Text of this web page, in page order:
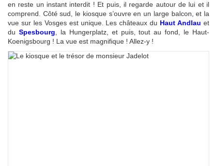
en reste un instant interdit ! Et puis, il regarde autour de lui et il
comprend. Côté sud, le kiosque s’ouvre en un large balcon, et la
vue sur les Vosges est unique. Les châteaux du Haut Andlau et
du Spesbourg , la Hungerplatz, et puis, tout au fond, le Haut-
Koenigsbourg ! La vue est magnifique ! Allez-y !